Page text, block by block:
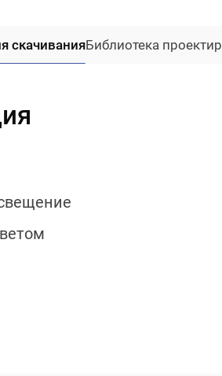
скачиванияБиблиотека